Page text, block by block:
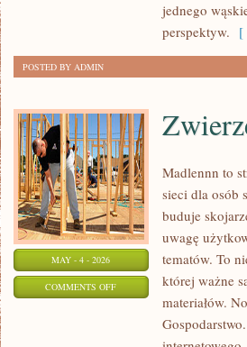
jednego
perspektyw. [
POSTED BY ADMIN
MAY - 4 - 2026
COMMENTS OFFON
ZWIERZĘTA
Madlennn to
sieci dla osób
buduje
uwagę
tematów. To
której ważne
materiałów.